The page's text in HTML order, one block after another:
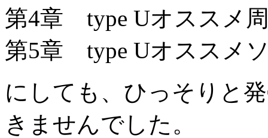
第4章 type Uオススメ
第5章 type Uオススメ
にしても、ひっそりと
きませんでした。